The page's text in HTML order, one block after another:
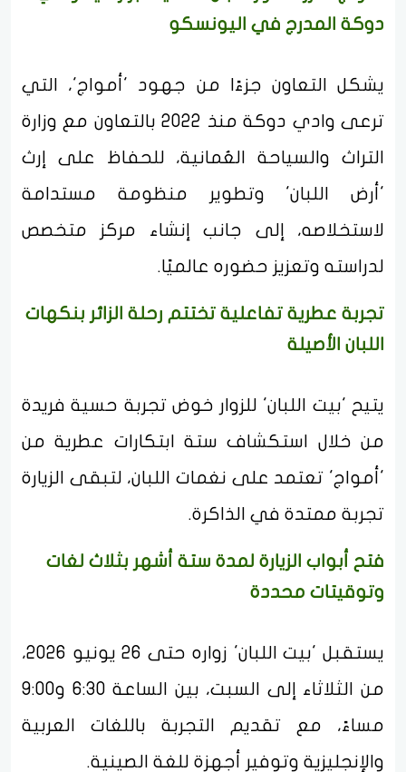
دوكة المدرج في اليونسكو
يشكل التعاون جزءًا من جهود 'أمواج'، التي
ترعى وادي دوكة منذ 2022 بالتعاون مع وزارة
التراث والسياحة العُمانية، للحفاظ على إرث
'أرض اللبان' وتطوير منظومة مستدامة
لاستخلاصه، إلى جانب إنشاء مركز متخصص
لدراسته وتعزيز حضوره عالميًا.
تجربة عطرية تفاعلية تختتم رحلة الزائر بنكهات
اللبان الأصيلة
يتيح 'بيت اللبان' للزوار خوض تجربة حسية فريدة
من خلال استكشاف ستة ابتكارات عطرية من
'أمواج' تعتمد على نغمات اللبان، لتبقى الزيارة
تجربة ممتدة في الذاكرة.
فتح أبواب الزيارة لمدة ستة أشهر بثلاث لغات
وتوقيتات محددة
يستقبل 'بيت اللبان' زواره حتى 26 يونيو 2026،
من الثلاثاء إلى السبت، بين الساعة 6:30 و9:00
مساءً، مع تقديم التجربة باللغات العربية
والإنجليزية وتوفير أجهزة للغة الصينية.